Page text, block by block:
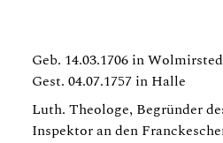
Geb. 14.03.1706 in
Gest. 04.07.1757 in Halle
Luth. Theologe, Begründer
Inspektor an den